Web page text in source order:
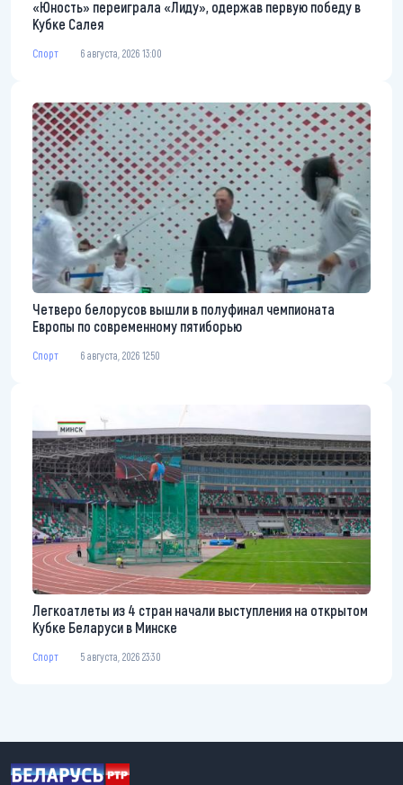
«Юность» переиграла «Лиду», одержав первую победу в
Кубке Салея
Спорт 6 августа, 2026 13:00
Четверо белорусов вышли в полуфинал чемпионата
Европы по современному пятиборью
Спорт 6 августа, 2026 12:50
Легкоатлеты из 4 стран начали выступления на открытом
Кубке Беларуси в Минске
Спорт 5 августа, 2026 23:30